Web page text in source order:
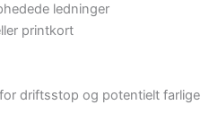
ledninger
printkort
driftsstop og potentielt farlige